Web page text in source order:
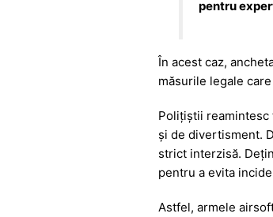
pentru
În acest caz,
măsurile legale
Polițiștii
și de divertisment.
strict interzisă.
pentru a evita
Astfel, armele